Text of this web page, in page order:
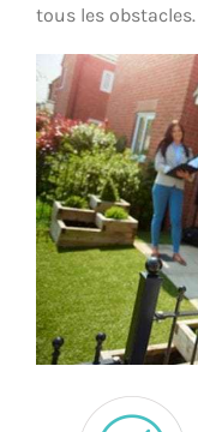
tous les obstacles.